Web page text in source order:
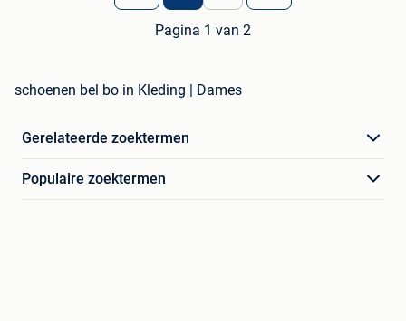
Pagina 1 van 2
schoenen bel bo in Kleding | Dames
Gerelateerde zoektermen
Populaire zoektermen